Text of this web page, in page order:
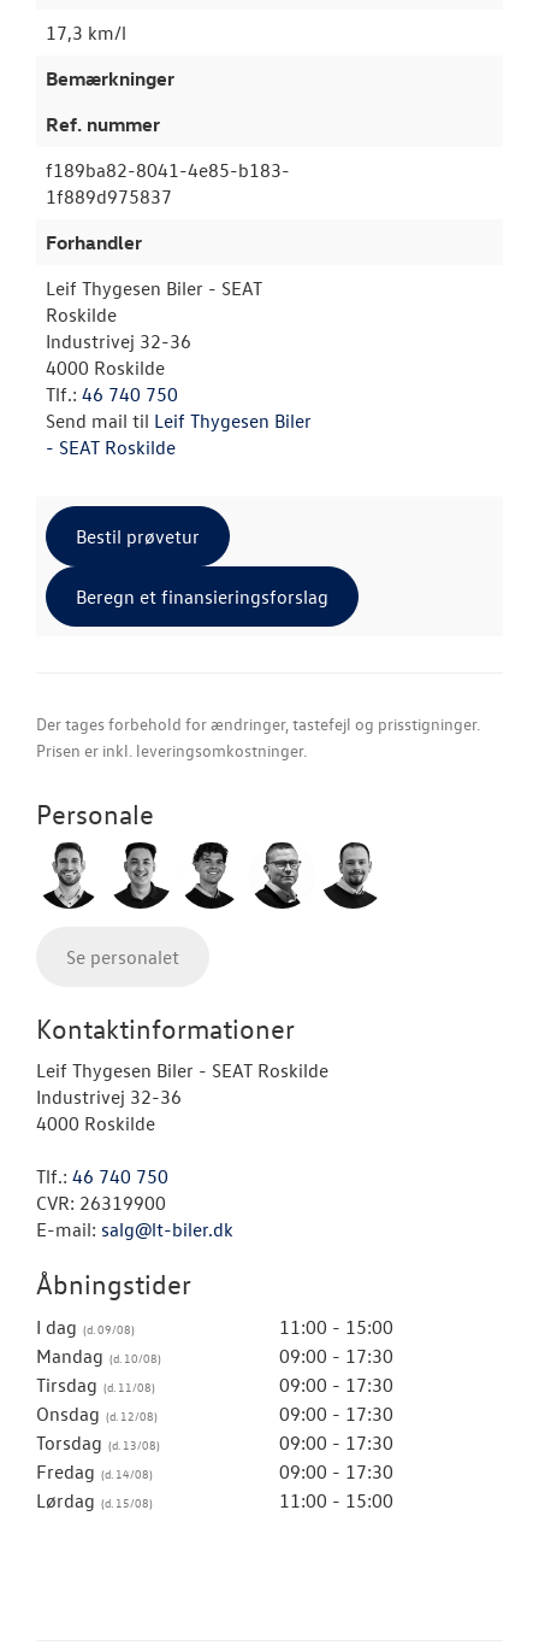
17,3 km/l
Bemærkninger
Ref. nummer
f189ba82-8041-4e85-b183-
1f889d975837
Forhandler
Leif Thygesen Biler - SEAT
Roskilde
Industrivej 32-36
4000 Roskilde
Tlf.: 46 740 750
Send mail til Leif Thygesen Biler
- SEAT Roskilde
Bestil prøvetur
Beregn et finansieringsforslag
Der tages forbehold for ændringer, tastefejl og prisstigninger.
Prisen er inkl. leveringsomkostninger.
Personale
Se personalet
Kontaktinformationer
Leif Thygesen Biler - SEAT Roskilde
Industrivej 32-36
4000 Roskilde
Tlf.: 46 740 750
CVR: 26319900
E-mail: salg@lt-biler.dk
Åbningstider
I dag
11:00 - 15:00
Mandag
09:00 - 17:30
Tirsdag
09:00 - 17:30
Onsdag
09:00 - 17:30
Torsdag
09:00 - 17:30
Fredag
09:00 - 17:30
Lørdag
11:00 - 15:00